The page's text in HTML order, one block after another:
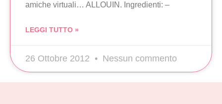
amiche virtuali… ALLOUIN. Ingredienti: –
LEGGI TUTTO »
26 Ottobre 2012 Nessun commento